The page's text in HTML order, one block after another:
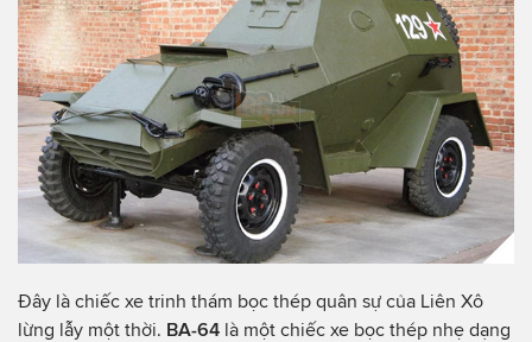
Đây là chiếc xe trinh thám bọc thép quân sự của Liên Xô
lừng lẫy một thời. BA-64 là một chiếc xe bọc thép nhẹ dạng